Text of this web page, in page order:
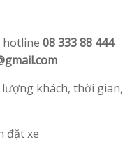
hotline 08 333 88 444
khách, thời gian,
đặt xe